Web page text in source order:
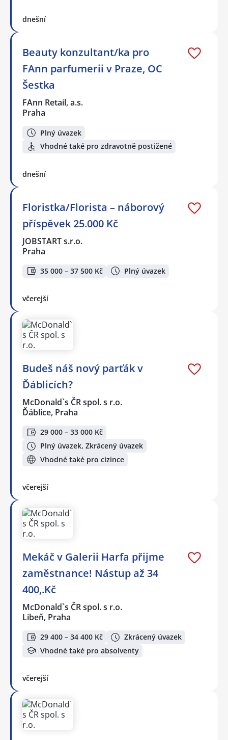
dnešní
Beauty konzultant/ka pro
FAnn parfumerii v Praze, OC
Šestka
FAnn Retail, a.s.
Praha
Plný úvazek
Vhodné také pro zdravotně postižené
dnešní
Floristka/Florista – náborový
příspěvek 25.000 Kč
JOBSTART s.r.o.
Praha
35 000 – 37 500 Kč Plný úvazek
včerejší
Budeš náš nový parťák v
Ďáblicích?
McDonald`s ČR spol. s r.o.
Ďáblice, Praha
29 000 – 33 000 Kč
Plný úvazek, Zkrácený úvazek
Vhodné také pro cizince
včerejší
Mekáč v Galerii Harfa přijme
zaměstnance! Nástup až 34
400,.Kč
McDonald`s ČR spol. s r.o.
Libeň, Praha
29 400 – 34 400 Kč
Zkrácený úvazek
Vhodné také pro absolventy
včerejší